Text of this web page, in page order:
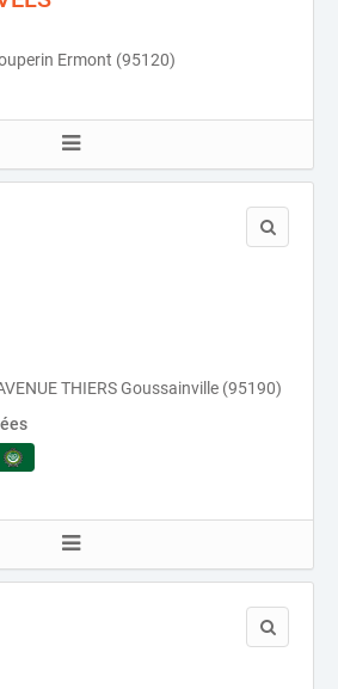
Ermont (95120)
THIERS Goussainville (95190)